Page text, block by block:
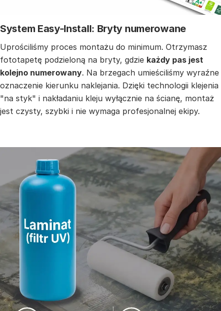
System Easy-Install: Bryty numerowane
Uprościliśmy proces montażu do minimum. Otrzymasz
fototapetę podzieloną na bryty, gdzie każdy pas jest
kolejno numerowany. Na brzegach umieściliśmy wyraźne
oznaczenie kierunku naklejania. Dzięki technologii klejenia
"na styk" i nakładaniu kleju wyłącznie na ścianę, montaż
jest czysty, szybki i nie wymaga profesjonalnej ekipy.